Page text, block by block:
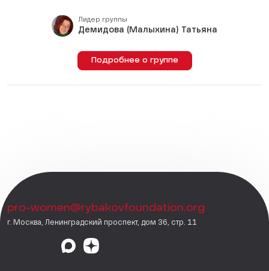
Лидер группы
Демидова (Малыхина) Татьяна
Подробнее о группе
pro-women@rybakovfoundation.org
г. Москва, Ленинградский проспект, дом 36, стр. 11